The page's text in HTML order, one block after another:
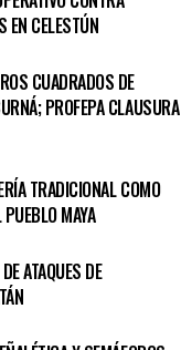
EN CELESTÚN
CUADRADOS DE
PROFEPA CLAUSURA
TRADICIONAL COMO
MAYA
ATAQUES DE